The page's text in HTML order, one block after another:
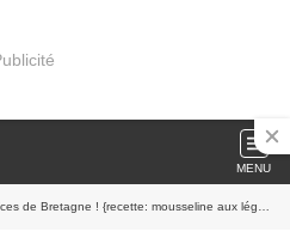
MENU
mousseline aux légumes d’antan, émulsion de pomme verte}